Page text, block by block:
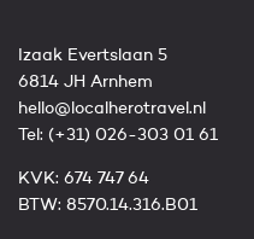
Izaak Evertslaan 5
6814 JH Arnhem
hello@localherotravel.nl
Tel: (+31) 026-303 01 61
KVK: 674 747 64
BTW: 8570.14.316.B01